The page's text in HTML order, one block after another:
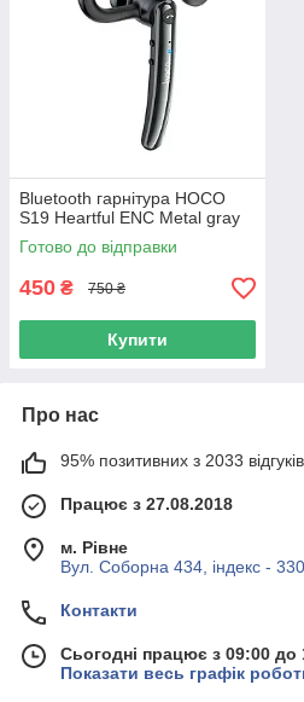
Bluetooth гарнітура HOCO
S19 Heartful ENC Metal gray
Готово до відправки
450 ₴ 750 ₴
Купити
Про нас
95% позитивних з 2033
Працює з 27.08.2018
м. Рівне
Вул. Соборна 434, індекс -
Контакти
Сьогодні працює з 09:00 до
Показати весь графік